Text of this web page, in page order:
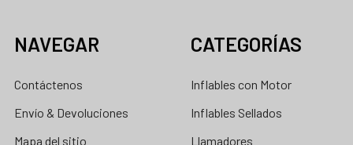
NAVEGAR
Contáctenos
Envío & Devoluciones
Mapa del sitio
CATEGORÍAS
Inflables con Motor
Inflables Sellados
Llamadores